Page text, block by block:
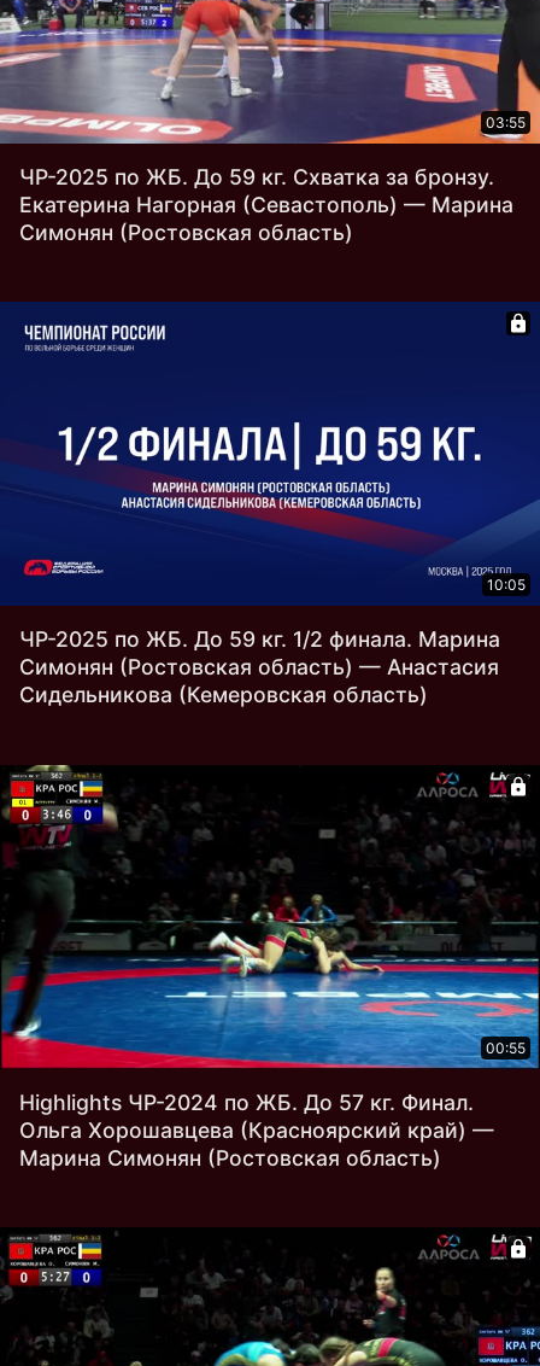
03:55
ЧР-2025 по ЖБ. До 59 кг. Схватка за бронзу.
Екатерина Нагорная (Севастополь) — Марина
Симонян (Ростовская область)
10:05
ЧР-2025 по ЖБ. До 59 кг. 1/2 финала. Марина
Симонян (Ростовская область) — Анастасия
Сидельникова (Кемеровская область)
00:55
Highlights ЧР-2024 по ЖБ. До 57 кг. Финал.
Ольга Хорошавцева (Красноярский край) —
Марина Симонян (Ростовская область)